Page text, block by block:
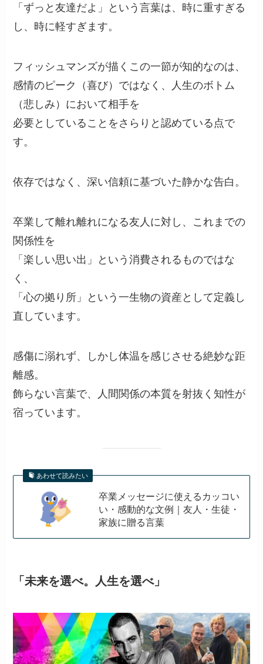
「ずっと友達だよ」という言葉は、時に重すぎる
し、時に軽すぎます。
フィッシュマンズが描くこの一節が知的なのは、
感情のピーク（喜び）ではなく、人生のボトム
（悲しみ）において相手を
必要としていることをさらりと認めている点で
す。
依存ではなく、深い信頼に基づいた静かな告白。
卒業して離れ離れになる友人に対し、これまでの
関係性を
「楽しい思い出」という消費されるものではな
く、
「心の拠り所」という一生物の資産として定義し
直しています。
感傷に溺れず、しかし体温を感じさせる絶妙な距
離感。
飾らない言葉で、人間関係の本質を射抜く知性が
宿っています。
あわせて読みたい
卒業メッセージに使えるカッコい
い・感動的な文例｜友人・生徒・
家族に贈る言葉
「未来を選べ。人生を選べ」